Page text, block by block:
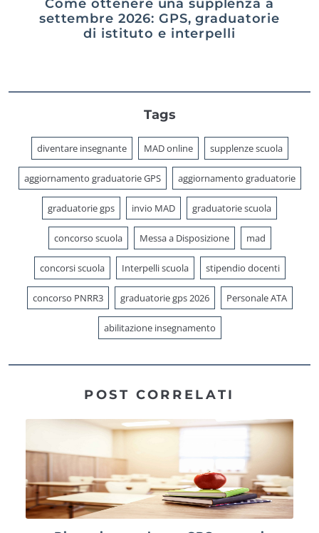
Come ottenere una supplenza a
settembre 2026: GPS, graduatorie
di istituto e interpelli
Tags
diventare insegnante MAD online supplenze scuola
aggiornamento graduatorie GPS aggiornamento graduatorie
graduatorie gps invio MAD graduatorie scuola
concorso scuola Messa a Disposizione mad
concorsi scuola Interpelli scuola stipendio docenti
concorso PNRR3 graduatorie gps 2026 Personale ATA
abilitazione insegnamento
POST CORRELATI